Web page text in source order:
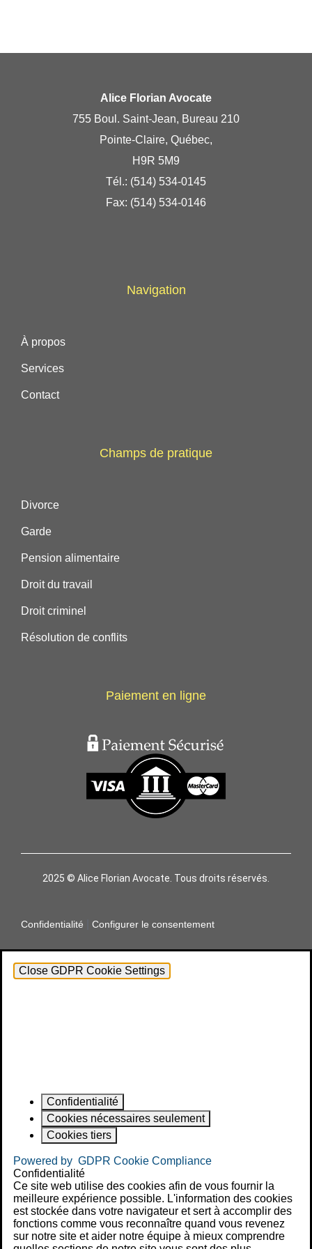
Alice Florian Avocate
755 Boul. Saint-Jean, Bureau 210
Pointe-Claire, Québec,
H9R 5M9
Tél.: (514) 534-0145
Fax: (514) 534-0146
Navigation
À propos
Services
Contact
Champs de pratique
Divorce
Garde
Pension alimentaire
Droit du travail
Droit criminel
Résolution de conflits
Paiement en ligne
2025 © Alice Florian Avocate. Tous droits réservés.
Confidentialité Configurer le consentement
Close GDPR Cookie Settings
Confidentialité
Cookies nécessaires seulement
Cookies tiers
Powered by GDPR Cookie Compliance
Confidentialité
Ce site web utilise des cookies afin de vous fournir la
meilleure expérience possible. L'information des cookies
est stockée dans votre navigateur et sert à accomplir des
fonctions comme vous reconnaître quand vous revenez
sur notre site et aider notre équipe à mieux comprendre